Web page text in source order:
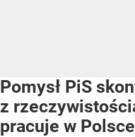
Pomysł PiS
z
pracuje w Polsce